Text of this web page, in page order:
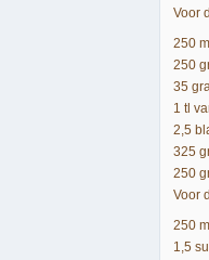
Voor
250
250
35
1 tl
2,5
325
250
Voor
250
1,5